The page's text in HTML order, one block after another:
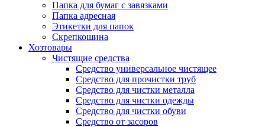
Папка для бумаг с завязками
Папка адресная
Этикетки для папок
Скрепкошина
Хозтовары
Чистящие средства
Средство универсальное чистящее
Средство для прочистки труб
Средство для чистки металла
Средство для чистки одежды
Средство для чистки обуви
Средство от засоров